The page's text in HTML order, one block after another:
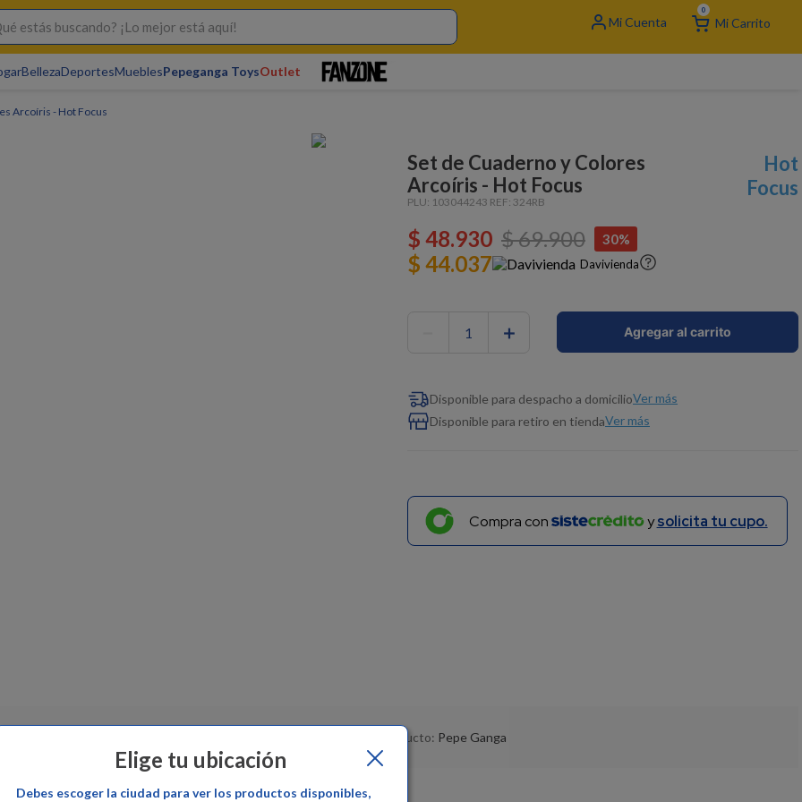
buscando? ¡Lo mejor está aquí! 0
BellezaDeportesMueblesPepeganga ToysOutlet
Elige tu ubicación
Debes escoger la ciudad para ver los productos disponibles,
Arcoíris - Hot Focus
Set de Cuaderno y Colores
Arcoíris - Hot Focus
PLU: 103044243 REF: 324RB
Hot
Focus
$ 48.930 $69.900 30%
$ 44.037 Davivienda
＋ Agregar al carrito
Disponible para despacho a domicilioVer más
Disponible para retiro en tiendaVer más
Compra con ysolicita tu cupo.
Ganga Garantía del producto: Pepe Ganga